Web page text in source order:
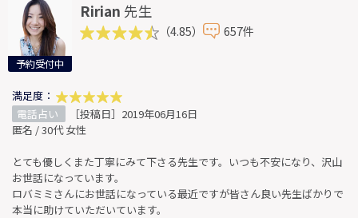
予約受付中
Ririan 先生
（4.85） 657件
満足度：
電話占い
［投稿日］2019年06月16日
匿名 / 30代 女性
とても優しくまた丁寧にみて下さる先生です。いつも不安になり、沢山
お世話になっています。
ロバミミさんにお世話になっている最近ですが皆さん良い先生ばかりで
本当に助けていただいています。